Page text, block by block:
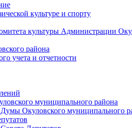
культуре и спорту
культуры Администрации
района
учета и отчетности
муниципального района
Окуловского муниципального